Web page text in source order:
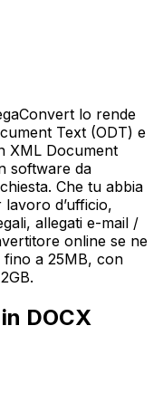
lo rende
Text (ODT) e
XML Document
software da
Che tu abbia
d’ufficio,
allegati e-mail /
online se ne
fino a 25MB, con
DOCX